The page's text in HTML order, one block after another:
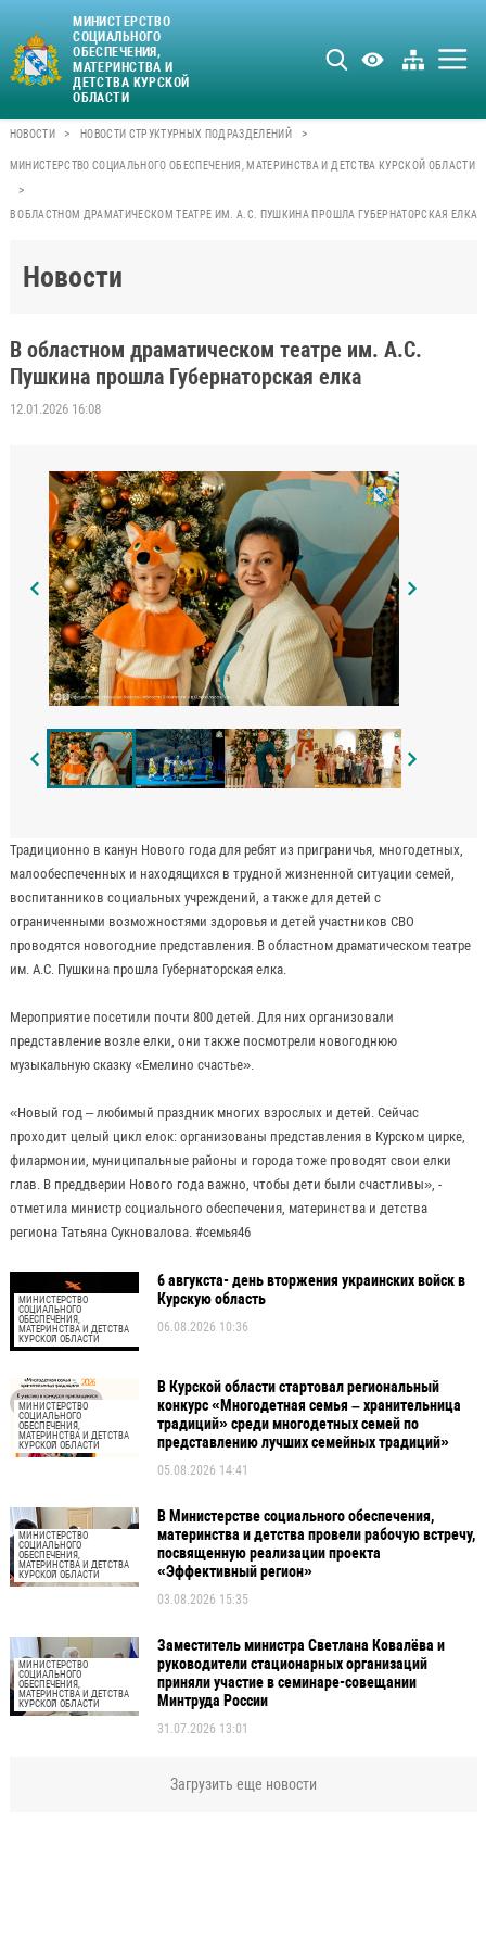
МИНИСТЕРСТВО
СОЦИАЛЬНОГО
ОБЕСПЕЧЕНИЯ,
МАТЕРИНСТВА И
ДЕТСТВА КУРСКОЙ
ОБЛАСТИ
НОВОСТИ > НОВОСТИ СТРУКТУРНЫХ ПОДРАЗДЕЛЕНИЙ >
МИНИСТЕРСТВО СОЦИАЛЬНОГО ОБЕСПЕЧЕНИЯ, МАТЕРИНСТВА И ДЕТСТВА КУРСКОЙ ОБЛАСТИ
>
В ОБЛАСТНОМ ДРАМАТИЧЕСКОМ ТЕАТРЕ ИМ. А.С. ПУШКИНА ПРОШЛА ГУБЕРНАТОРСКАЯ ЕЛКА
Новости
В областном драматическом театре им. А.С.
Пушкина прошла Губернаторская елка
12.01.2026 16:08
Традиционно в канун Нового года для ребят из приграничья, многодетных,
малообеспеченных и находящихся в трудной жизненной ситуации семей,
воспитанников социальных учреждений, а также для детей с
ограниченными возможностями здоровья и детей участников СВО
проводятся новогодние представления. В областном драматическом театре
им. А.С. Пушкина прошла Губернаторская елка.
Мероприятие посетили почти 800 детей. Для них организовали
представление возле елки, они также посмотрели новогоднюю
музыкальную сказку «Емелино счастье».
«Новый год – любимый праздник многих взрослых и детей. Сейчас
проходит целый цикл елок: организованы представления в Курском цирке,
филармонии, муниципальные районы и города тоже проводят свои елки
глав. В преддверии Нового года важно, чтобы дети были счастливы», -
отметила министр социального обеспечения, материнства и детства
региона Татьяна Сукновалова. #семья46
МИНИСТЕРСТВО
СОЦИАЛЬНОГО
ОБЕСПЕЧЕНИЯ,
МАТЕРИНСТВА И ДЕТСТВА
КУРСКОЙ ОБЛАСТИ
6 авгукста- день вторжения украинских войск в
Курскую область
06.08.2026 10:36
МИНИСТЕРСТВО
СОЦИАЛЬНОГО
ОБЕСПЕЧЕНИЯ,
МАТЕРИНСТВА И ДЕТСТВА
КУРСКОЙ ОБЛАСТИ
В Курской области стартовал региональный
конкурс «Многодетная семья – хранительница
традиций» среди многодетных семей по
представлению лучших семейных традиций»
05.08.2026 14:41
МИНИСТЕРСТВО
СОЦИАЛЬНОГО
ОБЕСПЕЧЕНИЯ,
МАТЕРИНСТВА И ДЕТСТВА
КУРСКОЙ ОБЛАСТИ
В Министерстве социального обеспечения,
материнства и детства провели рабочую встречу,
посвященную реализации проекта
«Эффективный регион»
03.08.2026 15:35
МИНИСТЕРСТВО
СОЦИАЛЬНОГО
ОБЕСПЕЧЕНИЯ,
МАТЕРИНСТВА И ДЕТСТВА
КУРСКОЙ ОБЛАСТИ
Заместитель министра Светлана Ковалёва и
руководители стационарных организаций
приняли участие в семинаре-совещании
Минтруда России
31.07.2026 13:01
Загрузить еще новости